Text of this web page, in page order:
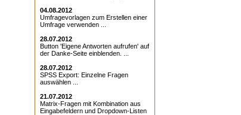
04.08.2012
Umfragevorlagen zum Erstellen einer
Umfrage verwenden ...
28.07.2012
Button 'Eigene Antworten aufrufen' auf
der Danke-Seite einblenden. ...
28.07.2012
SPSS Export: Einzelne Fragen
auswählen ...
21.07.2012
Matrix-Fragen mit Kombination aus
Eingabefeldern und Dropdown-Listen